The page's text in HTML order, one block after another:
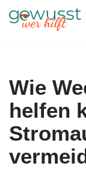
Wie
helfen